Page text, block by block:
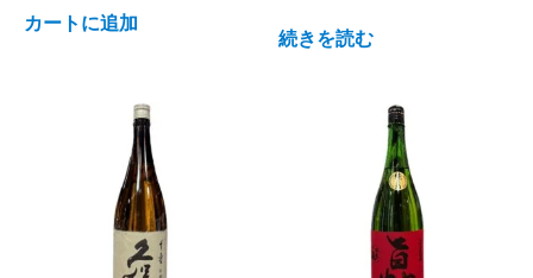
カートに追加
続きを読む